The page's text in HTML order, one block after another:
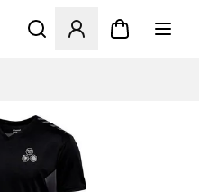
Åbner en Modal til at